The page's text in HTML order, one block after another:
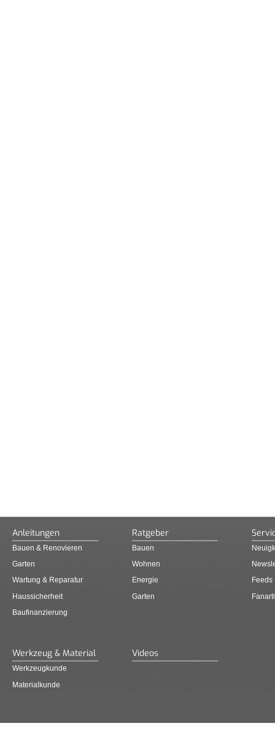
Anleitungen
Bauen & Renovieren
Garten
Wartung & Reparatur
Haussicherheit
Baufinanzierung
Ratgeber
Bauen
Wohnen
Energie
Garten
Feeds
Werkzeug & Material
Werkzeugkunde
Materialkunde
Videos